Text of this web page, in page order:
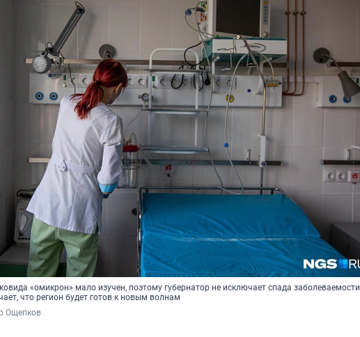
«омикрон» мало изучен, поэтому губернатор не исключает спада заболеваемости
что регион будет готов к новым волнам
Ощепков